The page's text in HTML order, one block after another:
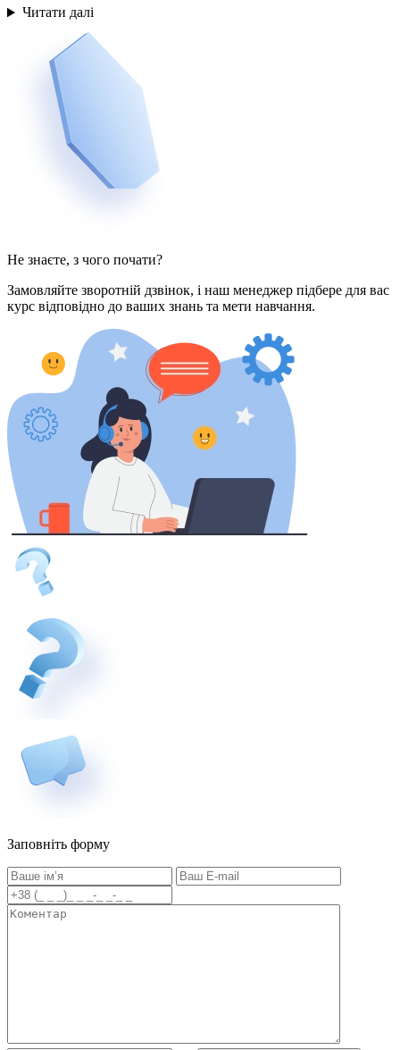
Читати далі
Не знаєте, з чого почати?
Замовляйте зворотній дзвінок, і наш менеджер підбере для вас
курс відповідно до ваших знань та мети навчання.
Заповніть форму